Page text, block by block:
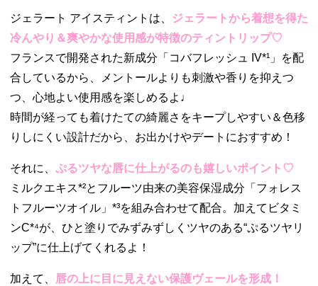
ジェラート アイスティントは、
ジェラートから着想を得た
冷んやり＆爽やかな使用感が特徴のティントリップ♡
フランスで開発された新成分「コバフレッシュ IV*¹」を配
合しているから、メントールよりも刺激や香りを抑えつ
つ、心地よい使用感を楽しめるよ♩
時間が経っても着けたての綺麗さをキープしやすい＆色移
りしにくい設計だから、お出かけやデートにおすすめ！
それに、 ぷるツヤな唇に仕上がるのも嬉しいポイント♡
ミルクエキス*²とフルーツ由来の美容保湿成分「フォレス
トフルーツオイル」*³を組み合わせて配合。加えてビタミ
ンC*⁴が、ひと塗りでみずみずしくツヤのある“ぷるツヤリ
ップ”に仕上げてくれるよ！
加えて、
唇の上に目に見えない保護ヴェールを形成！